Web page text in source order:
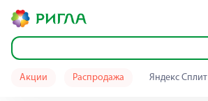
Акции Распродажа Яндекс Сплит